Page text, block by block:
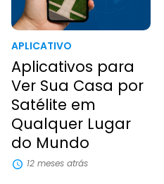
APLICATIVO
Aplicativos para
Ver Sua Casa por
Satélite em
Qualquer Lugar
do Mundo
12 meses atrás